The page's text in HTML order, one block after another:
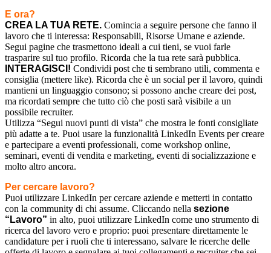
E ora?
CREA LA TUA RETE. Comincia a seguire persone che fanno il
lavoro che ti interessa: Responsabili, Risorse Umane e aziende.
Segui pagine che trasmettono ideali a cui tieni, se vuoi farle
trasparire sul tuo profilo. Ricorda che la tua rete sarà pubblica.
INTERAGISCI! Condividi post che ti sembrano utili, commenta e
consiglia (mettere like). Ricorda che è un social per il lavoro, quindi
mantieni un linguaggio consono; si possono anche creare dei post,
ma ricordati sempre che tutto ciò che posti sarà visibile a un
possibile recruiter.
Utilizza “Segui nuovi punti di vista” che mostra le fonti consigliate
più adatte a te. Puoi usare la funzionalità LinkedIn Events per creare
e partecipare a eventi professionali, come workshop online,
seminari, eventi di vendita e marketing, eventi di socializzazione e
molto altro ancora.
Per cercare lavoro?
Puoi utilizzare LinkedIn per cercare aziende e metterti in contatto
con la community di chi assume. Cliccando nella sezione
“Lavoro” in alto, puoi utilizzare LinkedIn come uno strumento di
ricerca del lavoro vero e proprio: puoi presentare direttamente le
candidature per i ruoli che ti interessano, salvare le ricerche delle